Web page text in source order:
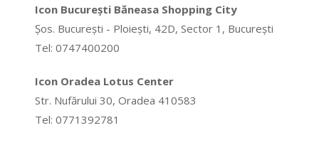
Icon București Băneasa Shopping City
Șos. București - Ploiești, 42D, Sector 1, București
Tel: 0747400200
Icon Oradea Lotus Center
Str. Nufărului 30, Oradea 410583
Tel: 0771392781